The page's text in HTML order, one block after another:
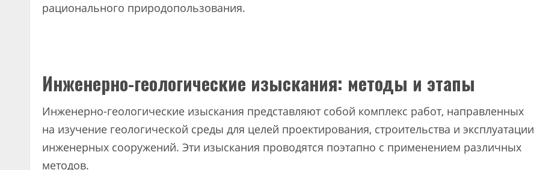
рационального природопользования.
Инженерно-геологические изыскания: методы и этапы
Инженерно-геологические изыскания представляют собой комплекс работ, направленных
на изучение геологической среды для целей проектирования, строительства и эксплуатации
инженерных сооружений. Эти изыскания проводятся поэтапно с применением различных
методов.